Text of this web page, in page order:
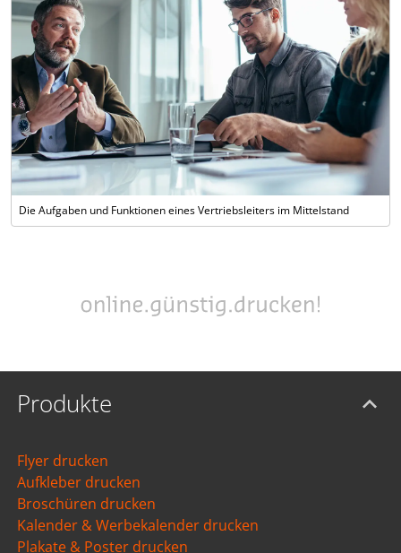
Die Aufgaben und Funktionen eines Vertriebsleiters im Mittelstand
Produkte
Flyer drucken
Aufkleber drucken
Broschüren drucken
Kalender & Werbekalender drucken
Plakate & Poster drucken